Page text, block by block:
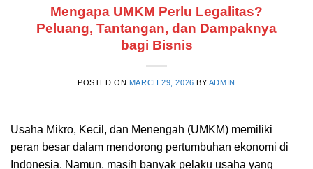
Mengapa UMKM Perlu Legalitas?
Peluang, Tantangan, dan Dampaknya
bagi Bisnis
POSTED ON MARCH 29, 2026 BY ADMIN
Usaha Mikro, Kecil, dan Menengah (UMKM) memiliki
peran besar dalam mendorong pertumbuhan ekonomi di
Indonesia. Namun, masih banyak pelaku usaha yang